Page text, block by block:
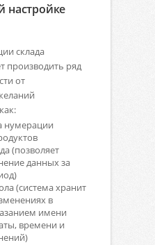
настройке
склада
производить ряд
от
нумерации
(позволяет
данных за
(система хранит
в
имени
времени и